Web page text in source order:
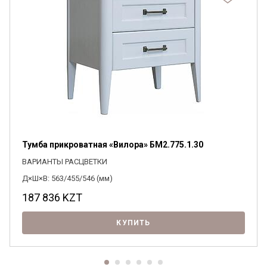
Я ознакомлен с Политикойв отношении
обработки персональных данных и
согласен на их обработку.
Тумба прикроватная «Вилора» БМ2.775.1.30
ВАРИАНТЫ РАСЦВЕТКИ
Д×Ш×В: 563/455/546 (мм)
187 836 KZT
КУПИТЬ